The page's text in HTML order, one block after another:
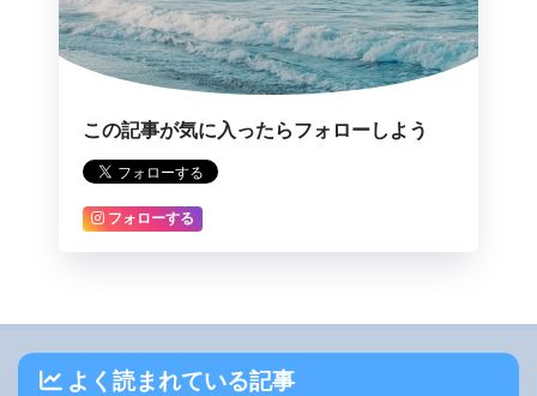
この記事が気に入ったらフォローしよう
フォローする
よく読まれている記事